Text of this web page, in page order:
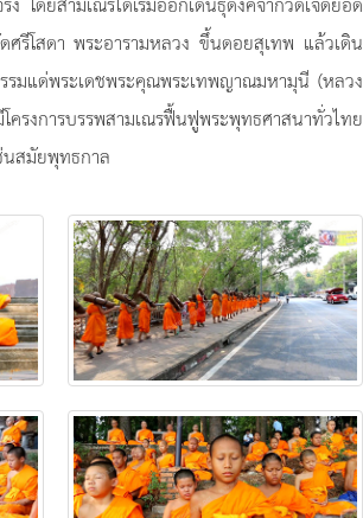
รีโสดา พระอารามหลวง ขึ้นดอยสุเทพ แล้วเดิน
มแด่พระเดชพระคุณพระเทพญาณมหามุนี (หลวง
รงการบรรพสามเณรฟื้นฟูพระพุทธศาสนาทั่วไทย
นสมัยพุทธกาล